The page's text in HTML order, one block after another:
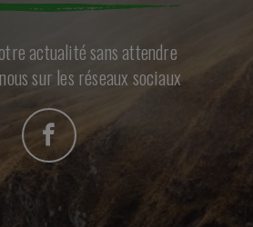
actualité sans attendre
sur les réseaux sociaux